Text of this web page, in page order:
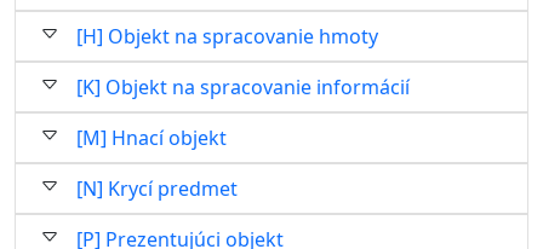
[H] Objekt na spracovanie hmoty
[K] Objekt na spracovanie informácií
[M] Hnací objekt
[N] Krycí predmet
[P] Prezentujúci objekt